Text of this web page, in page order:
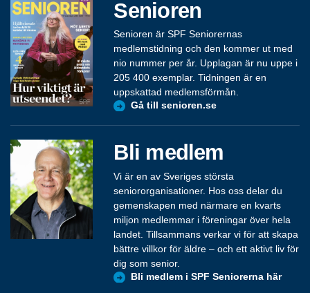
Senioren
Senioren är SPF Seniorernas
medlemstidning och den kommer ut med
nio nummer per år. Upplagan är nu uppe i
205 400 exemplar. Tidningen är en
uppskattad medlemsförmån.
Gå till senioren.se
Bli medlem
Vi är en av Sveriges största
seniororganisationer. Hos oss delar du
gemenskapen med närmare en kvarts
miljon medlemmar i föreningar över hela
landet. Tillsammans verkar vi för att skapa
bättre villkor för äldre – och ett aktivt liv för
dig som senior.
Bli medlem i SPF Seniorerna här